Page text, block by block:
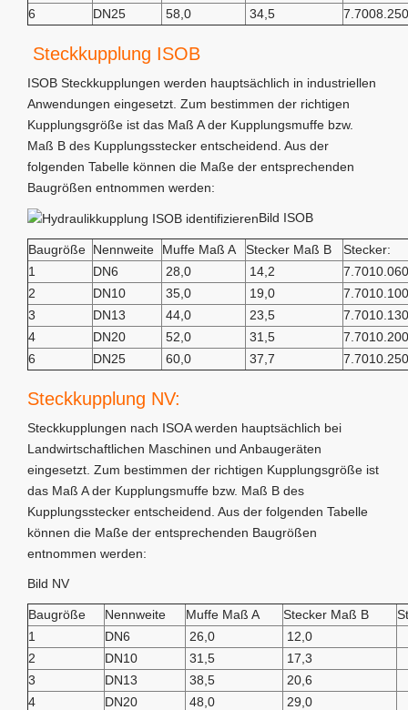
6
DN25 58,0 34,5
Steckkupplung ISOB
ISOB Steckkupplungen werden hauptsächlich in industriellen
Anwendungen eingesetzt. Zum bestimmen der richtigen
Kupplungsgröße ist das Maß A der Kupplungsmuffe bzw.
Maß B des Kupplungsstecker entscheidend. Aus der
folgenden Tabelle können die Maße der entsprechenden
Baugrößen entnommen werden:
Bild ISOB
Baugröße Nennweite Muffe Maß A Stecker Maß B
Stecker:
1
DN6 28,0 14,2
2
DN10 35,0 19,0
3
DN13 44,0 23,5
4
DN20 52,0 31,5
6
DN25 60,0 37,7
Steckkupplung NV:
Steckkupplungen nach ISOA werden hauptsächlich bei
Landwirtschaftlichen Maschinen und Anbaugeräten
eingesetzt. Zum bestimmen der richtigen Kupplungsgröße ist
das Maß A der Kupplungsmuffe bzw. Maß B des
Kupplungsstecker entscheidend. Aus der folgenden Tabelle
können die Maße der entsprechenden Baugrößen
entnommen werden:
Bild NV
Baugröße Nennweite Muffe Maß A Stecker Maß B
1
DN6 26,0
12,0
2
DN10 31,5
17,3
3
DN13 38,5
20,6
4
DN20 48,0
29,0